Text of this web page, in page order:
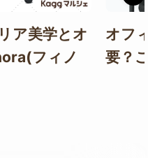
ア美学とオ
フィノ
オフ
要？